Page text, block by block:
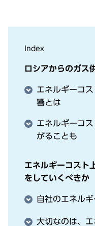
Index
ロシアからのガス
エネルギーコ
響とは
エネルギーコ
がることも
エネルギーコスト
をしていくべきか
⾃社のエネル
⼤切なのは、